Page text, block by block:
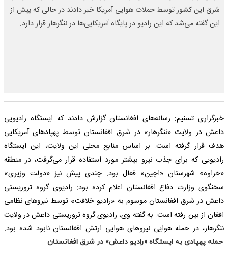
حمله پهپادی به ایستگاه «رادیو داعش» در شرق افغانستان